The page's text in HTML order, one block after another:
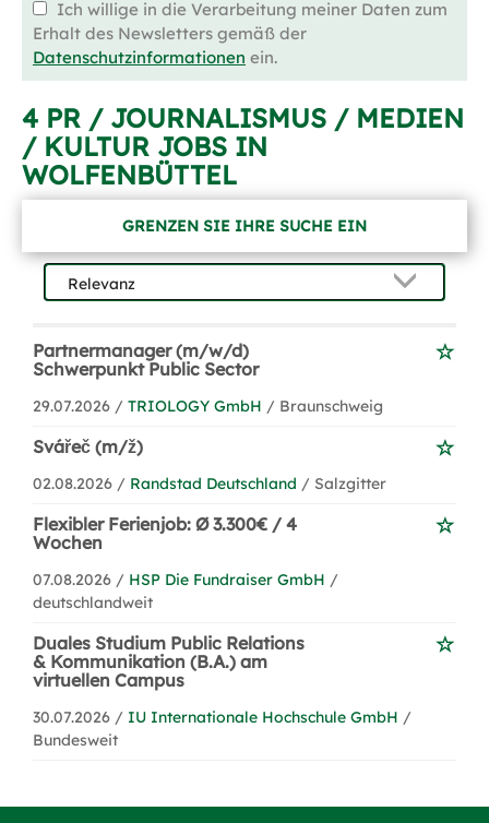
Ich willige in die Verarbeitung meiner Daten zum
Erhalt des Newsletters gemäß der
Datenschutzinformationen ein.
4 PR / JOURNALISMUS / MEDIEN
/ KULTUR JOBS IN
WOLFENBÜTTEL
GRENZEN SIE IHRE SUCHE EIN
Partnermanager (m/w/d)
Schwerpunkt Public Sector
29.07.2026 / TRIOLOGY GmbH / Braunschweig
Svářeč (m/ž)
02.08.2026 / Randstad Deutschland / Salzgitter
Flexibler Ferienjob: Ø 3.300€ / 4
Wochen
07.08.2026 / HSP Die Fundraiser GmbH /
deutschlandweit
Duales Studium Public Relations
& Kommunikation (B.A.) am
virtuellen Campus
30.07.2026 / IU Internationale Hochschule GmbH /
Bundesweit